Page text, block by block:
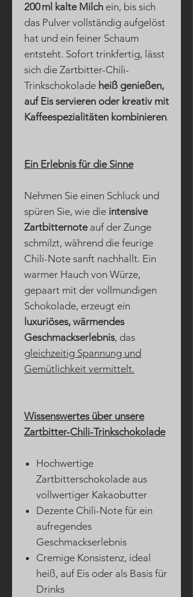
200 ml kalte Milch ein, bis sich
das Pulver vollständig aufgelöst
hat und ein feiner Schaum
entsteht. Sofort trinkfertig, lässt
sich die Zartbitter-Chili-
Trinkschokolade heiß genießen,
auf Eis servieren oder kreativ mit
Kaffeespezialitäten kombinieren.
Ein Erlebnis für die Sinne
Nehmen Sie einen Schluck und
spüren Sie, wie die intensive
Zartbitternoteauf der Zunge
schmilzt, während die feurige
Chili-Note sanft nachhallt. Ein
warmer Hauch von Würze,
gepaart mit der vollmundigen
Schokolade, erzeugt ein
luxuriöses, wärmendes
Geschmackserlebnis, das
gleichzeitig Spannung und
Gemütlichkeit vermittelt.
Wissenswertes über unsere
Zartbitter-Chili-Trinkschokolade
Hochwertige
Zartbitterschokolade aus
vollwertiger Kakaobutter
Dezente Chili-Note für ein
aufregendes
Geschmackserlebnis
Cremige Konsistenz, ideal
heiß, auf Eis oder als Basis für
Drinks